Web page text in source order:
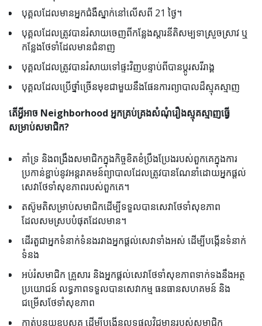
បុគ្គលដែលមានអ្នកជំងឺស្នាក់នៅលើសពី 21 ថ្ងៃ។
បុគ្គលដែលត្រូវបានរំសាយចេញពីកន្លែងស្តារនីតិសម្បទាស្រួចស្រាវ ឬ
កន្លែងថែទាំដែលមានជំនាញ
បុគ្គល​ដែល​ត្រូវ​បាន​រំសាយ​ទៅ​ផ្ទះ​វិញ​បន្ទាប់​ពី​បាន​ប្តូរ​សរីរាង្គ
បុគ្គលដែលប្រើថ្នាំច្រើនមុខជាមួយនឹងផែនការព្យាបាលដ៏ស្មុគស្មាញ
តើអ្វីអាច Neighborhood អ្នកគ្រប់គ្រងសំណុំរឿងស្មុគស្មាញធ្វើ
សម្រាប់សមាជិក?
គាំទ្រ និងពង្រឹងសមាជិកក្នុងកិច្ចខិតខំប្រឹងប្រែងរបស់ពួកគេក្នុងការ
ប្រកាន់ខ្ជាប់នូវអន្តរាគមន៍ព្យាបាលដែលត្រូវបានណែនាំដោយអ្នកផ្តល់
សេវាថែទាំសុខភាពរបស់ពួកគេ។
តស៊ូមតិសម្រាប់សមាជិកដើម្បីទទួលបានសេវាថែទាំសុខភាព
ដែលសមស្របបំផុតដែលមាន។
ដើរតួជាអ្នកទំនាក់ទំនងរវាងអ្នកផ្តល់សេវាទាំងអស់ ដើម្បីបង្កើនទំនាក់
ទំនង
អប់រំសមាជិក គ្រួសារ និងអ្នកផ្តល់សេវាថែទាំសុខភាពទាក់ទងនឹងអត្ថ
ប្រយោជន៍ លទ្ធភាពទទួលបានសេវាកម្ម ធនធានសហគមន៍ និង
ជម្រើសថែទាំសុខភាព
កាត់បន្ថយឧបសគ្គ ដើម្បីបង្កើនលទ្ធផលវិជ្ជមានរបស់សមាជិក